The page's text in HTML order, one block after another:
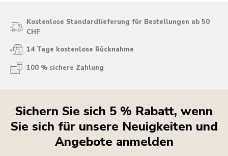
Kostenlose Standardlieferung für Bestellungen ab 50
CHF
14 Tage kostenlose Rücknahme
100 % sichere Zahlung
Sichern Sie sich 5 % Rabatt, wenn
Sie sich für unsere Neuigkeiten und
Angebote anmelden